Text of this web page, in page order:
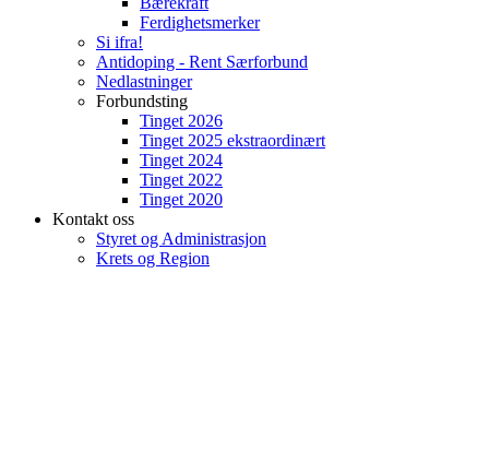
Ferdighetsmerker
Si ifra!
Antidoping - Rent Særforbund
Nedlastninger
Forbundsting
Tinget 2026
Tinget 2025 ekstraordinært
Tinget 2024
Tinget 2022
Tinget 2020
Kontakt oss
Styret og Administrasjon
Krets og Region